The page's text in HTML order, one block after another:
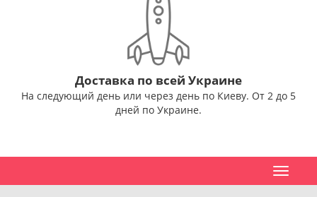
Доставка по всей Украине
На следующий день или через день по Киеву. От 2 до 5
дней по Украине.
Toggle